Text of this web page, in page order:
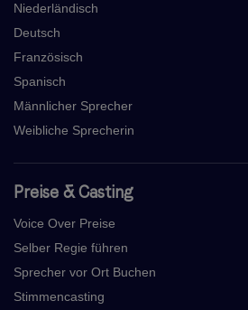
Niederländisch
Deutsch
Französisch
Spanisch
Männlicher Sprecher
Weibliche Sprecherin
Preise & Casting
Voice Over Preise
Selber Regie führen
Sprecher vor Ort Buchen
Stimmencasting